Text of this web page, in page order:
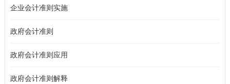
企业会计准则实施
政府会计准则
政府会计准则应用
政府会计准则解释